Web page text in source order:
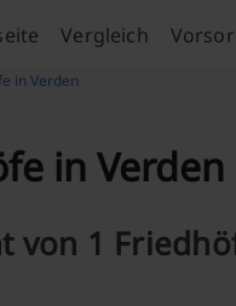
Vergleich
in Verden
in Verden
von 1